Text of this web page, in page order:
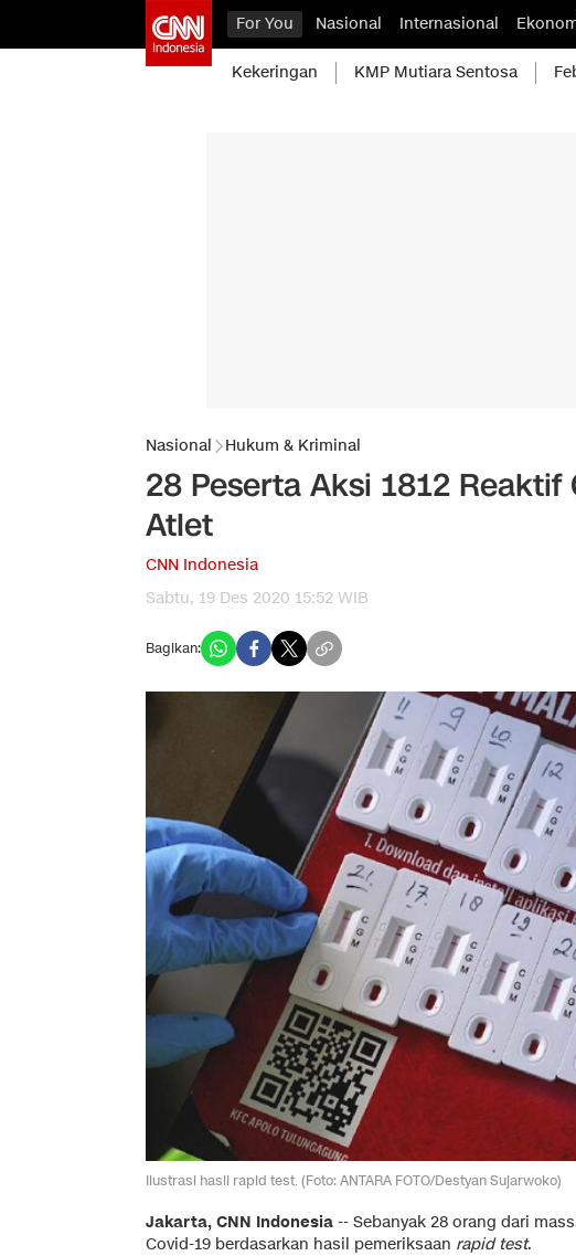
For You Nasional Internasional
Kekeringan KMP Mutiara Sentosa
Nasional Hukum & Kriminal
28 Peserta Aksi 1812
Atlet
CNN Indonesia
Sabtu, 19 Des 2020 15:52 WIB
Bagikan:
Ilustrasi hasil rapid test. (Foto: ANTARA FOTO/Destyan Sujarwoko)
Jakarta, CNN Indonesia -- Sebanyak 28 orang dari
Covid-19 berdasarkan hasil pemeriksaan rapid test.